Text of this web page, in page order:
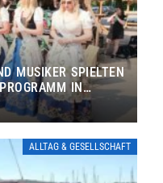
MUSIKER SPIELTEN
IN
ALLTAG & GESELLSCHAFT